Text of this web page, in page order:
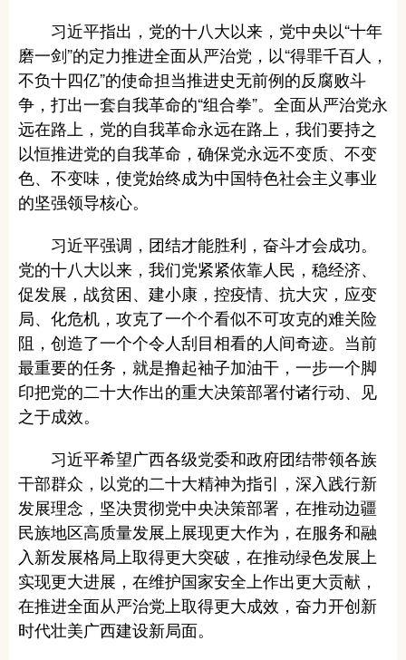
习近平指出，党的十八大以来，党中央以“十年
磨一剑”的定力推进全面从严治党，以“得罪千百人，
不负十四亿”的使命担当推进史无前例的反腐败斗
争，打出一套自我革命的“组合拳”。全面从严治党永
远在路上，党的自我革命永远在路上，我们要持之
以恒推进党的自我革命，确保党永远不变质、不变
色、不变味，使党始终成为中国特色社会主义事业
的坚强领导核心。
习近平强调，团结才能胜利，奋斗才会成功。
党的十八大以来，我们党紧紧依靠人民，稳经济、
促发展，战贫困、建小康，控疫情、抗大灾，应变
局、化危机，攻克了一个个看似不可攻克的难关险
阻，创造了一个个令人刮目相看的人间奇迹。当前
最重要的任务，就是撸起袖子加油干，一步一个脚
印把党的二十大作出的重大决策部署付诸行动、见
之于成效。
习近平希望广西各级党委和政府团结带领各族
干部群众，以党的二十大精神为指引，深入践行新
发展理念，坚决贯彻党中央决策部署，在推动边疆
民族地区高质量发展上展现更大作为，在服务和融
入新发展格局上取得更大突破，在推动绿色发展上
实现更大进展，在维护国家安全上作出更大贡献，
在推进全面从严治党上取得更大成效，奋力开创新
时代壮美广西建设新局面。